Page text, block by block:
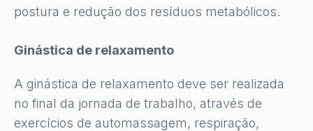
postura e redução dos resíduos metabólicos.
Ginástica de relaxamento
A ginástica de relaxamento deve ser realizada
no final da jornada de trabalho, através de
exercícios de automassagem, respiração,